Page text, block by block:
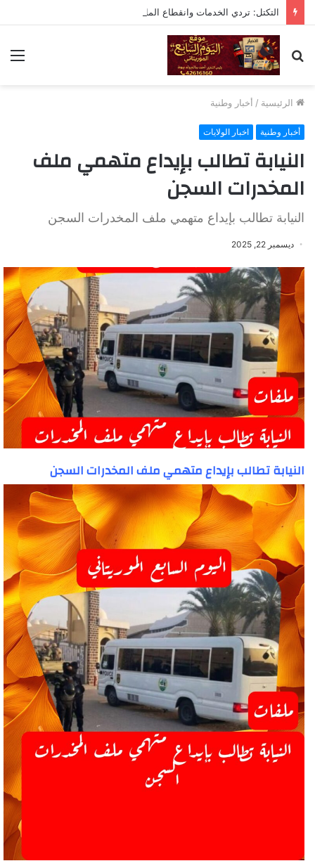
بحث
عن
الرئيسية / أخبار وطنية
أخبار وطنية اخبار الولايات
النيابة تطالب بإيداع متهمي ملف
المخدرات السجن
النيابة تطالب بإيداع متهمي ملف المخدرات السجن
ديسمبر 22, 2025
النيابة تطالب بإيداع متهمي ملف المخدرات السجن